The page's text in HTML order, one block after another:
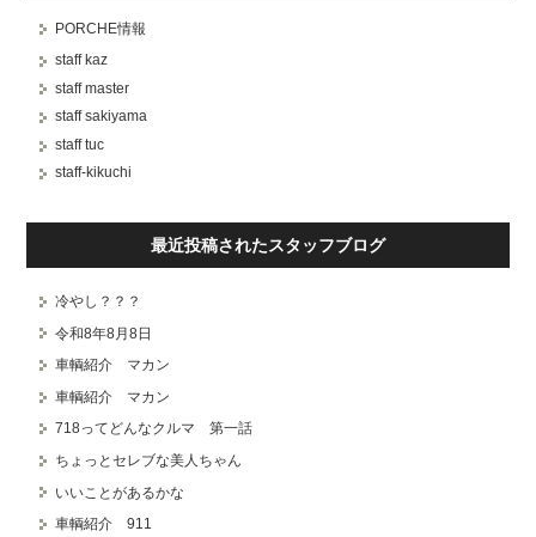
PORCHE情報
staff kaz
staff master
staff sakiyama
staff tuc
staff-kikuchi
最近投稿されたスタッフブログ
冷やし？？？
令和8年8月8日
車輌紹介 マカン
車輌紹介 マカン
718ってどんなクルマ 第一話
ちょっとセレブな美人ちゃん
いいことがあるかな
車輌紹介 911